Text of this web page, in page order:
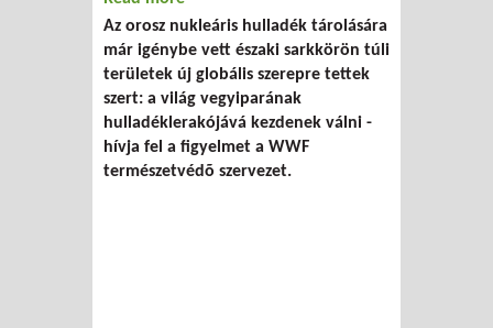
vegyianyaglerakó ?
Az orosz nukleáris hulladék tárolására
már igénybe vett északi sarkkörön túli
területek új globális szerepre tettek
szert: a világ vegyiparának
hulladéklerakójává kezdenek válni -
hívja fel a figyelmet a WWF
természetvédõ szervezet.